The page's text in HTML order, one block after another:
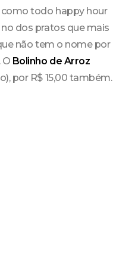
como todo happy hour
dos pratos que mais
não tem o nome por
O Bolinho de Arroz
por R$ 15,00 também.